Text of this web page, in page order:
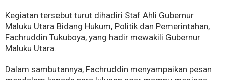
Kegiatan tersebut turut dihadiri Staf Ahli Gubernur
Maluku Utara Bidang Hukum, Politik dan Pemerintahan,
Fachruddin Tukuboya, yang hadir mewakili Gubernur
Maluku Utara.
Dalam sambutannya, Fachruddin menyampaikan pesan